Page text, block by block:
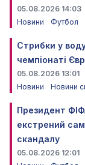
05.08.2026 14:03
Новини
Футбол
Стрибки у
чемпіонаті
05.08.2026 13:01
Новини
Новини
Президент
екстрений
скандалу
05.08.2026 12:01